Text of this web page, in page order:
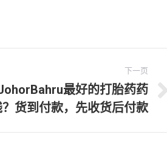
下一页
最好的打胎药药
货到付款，先收货后付款